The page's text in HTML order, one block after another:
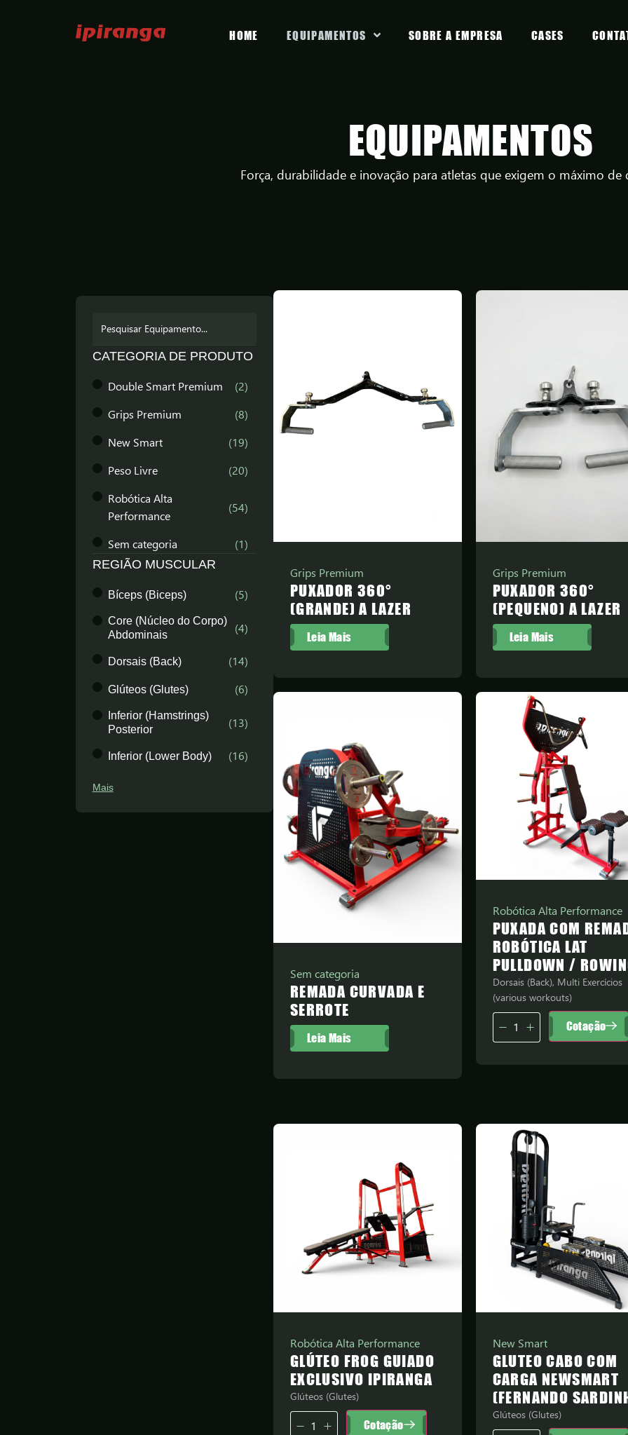
HOME EQUIPAMENTOS SOBRE A EMPRESA CASES
EQUIPAMENTOS
Força, durabilidade e inovação para atletas que exigem o máximo de
CATEGORIA DE PRODUTO
Double Smart Premium (2)
Grips Premium (8)
New Smart (19)
Peso Livre (20)
Robótica Alta
Performance
(54)
Sem categoria (1)
REGIÃO MUSCULAR
Bíceps (Biceps) (5)
Core (Núcleo do Corpo)
Abdominais
(4)
Dorsais (Back) (14)
Glúteos (Glutes) (6)
Inferior (Hamstrings)
Posterior
(13)
Inferior (Lower Body) (16)
Mais
Grips Premium
PUXADOR 360°
(GRANDE) A LAZER
Leia Mais
Grips Premium
PUXADOR 360°
(PEQUENO) A LAZER
Leia Mais
Sem categoria
REMADA CURVADA E
SERROTE
Leia Mais
Robótica Alta Performance
PUXADA COM
ROBÓTICA LAT
PULLDOWN /
Dorsais (Back), Multi Exercícios
(various workouts)
Cotação
Robótica Alta Performance
GLÚTEO FROG GUIADO
EXCLUSIVO IPIRANGA
Glúteos (Glutes)
Cotação
New Smart
GLUTEO CABO COM
CARGA NEWSMART
(FERNANDO
Glúteos (Glutes)